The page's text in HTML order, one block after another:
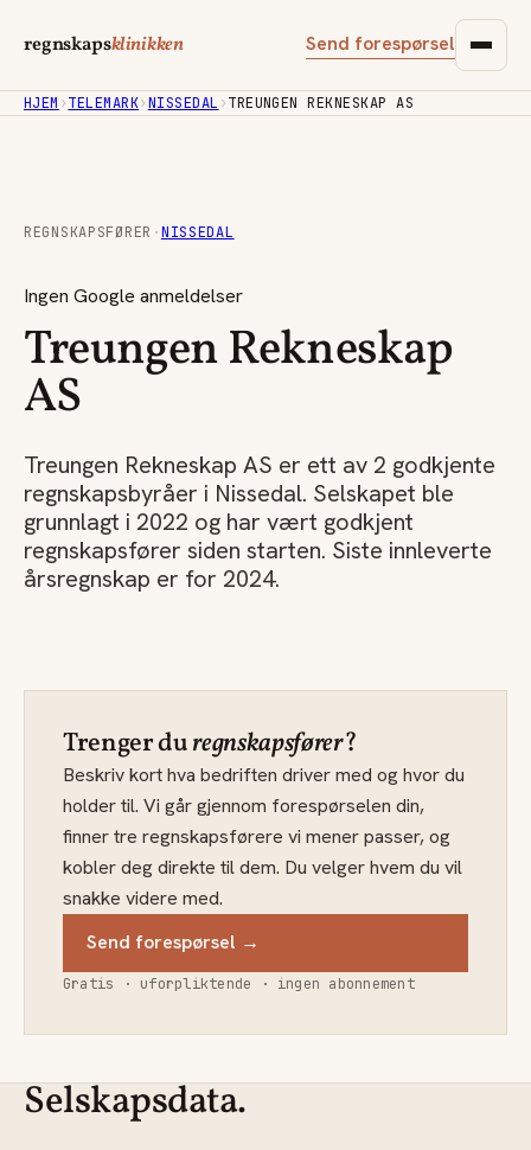
regnskapsklinikken Send forespørsel
HJEM ›TELEMARK›NISSEDAL ›TREUNGEN REKNESKAP AS
REGNSKAPSFØRER ·NISSEDAL
Ingen Google anmeldelser
Treungen Rekneskap
AS
Treungen Rekneskap AS er ett av 2 godkjente
regnskapsbyråer i Nissedal. Selskapet ble
grunnlagt i 2022 og har vært godkjent
regnskapsfører siden starten. Siste innleverte
årsregnskap er for 2024.
Trenger duregnskapsfører?
Beskriv kort hva bedriften driver med og hvor du
holder til. Vi går gjennom forespørselen din,
finner tre regnskapsførere vi mener passer, og
kobler deg direkte til dem. Du velger hvem du vil
snakke videre med.
Send forespørsel →
Gratis · uforpliktende · ingen abonnement
Selskapsdata.